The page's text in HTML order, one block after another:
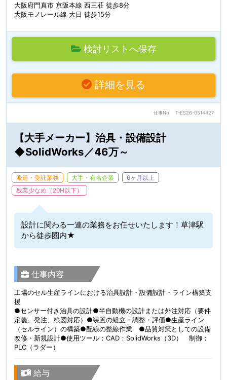
大阪府門真市 京阪本線 西三荘 徒歩8分
大阪モノレール線 大日 徒歩15分
検討リストへ保存
詳細を見る
仕事No T-ES26-0514427
【大手メーカー】治具・設備設計
◆SolidWorks／46万～
派遣・受託業務 大手・有名企業
6ヶ月以上
残業少なめ（20H以下）
設計に関わる一連の業務をお任せいたします！草津駅
から徒歩圏内★
仕事内容
工場のセル生産ラインにおける治具設計・設備設計・ライン構築支
援
●センサー付き治具の設計●半自動機の設計または外注対応（要件
定義、発注、検図対応）●装置の組立・調整・評価●生産ライン
（セルライン）の構築●配線の整線作業 ●品質対策としての設備
改修・新規設計●使用ツール：CAD：SolidWorks（3D） 制御：
PLC（ラダー）
給与